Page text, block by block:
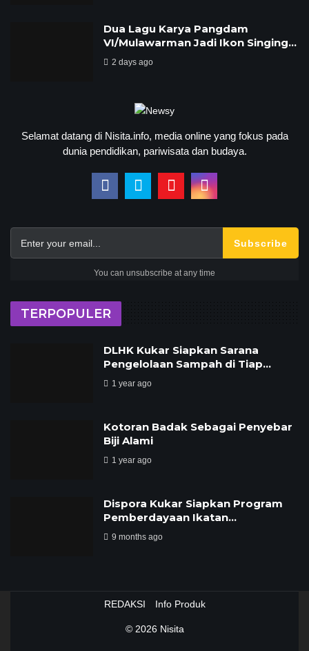
Dua Lagu Karya Pangdam
VI/Mulawarman Jadi Ikon Singing…
2 days ago
Selamat datang di Nisita.info, media online yang fokus pada
dunia pendidikan, pariwisata dan budaya.
Subscribe
You can unsubscribe at any time
TERPOPULER
DLHK Kukar Siapkan Sarana
Pengelolaan Sampah di Tiap…
1 year ago
Kotoran Badak Sebagai Penyebar
Biji Alami
1 year ago
Dispora Kukar Siapkan Program
Pemberdayaan Ikatan…
9 months ago
REDAKSI Info Produk
© 2026 Nisita